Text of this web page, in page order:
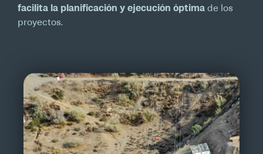
facilita la planificación y ejecución óptima de los
proyectos.